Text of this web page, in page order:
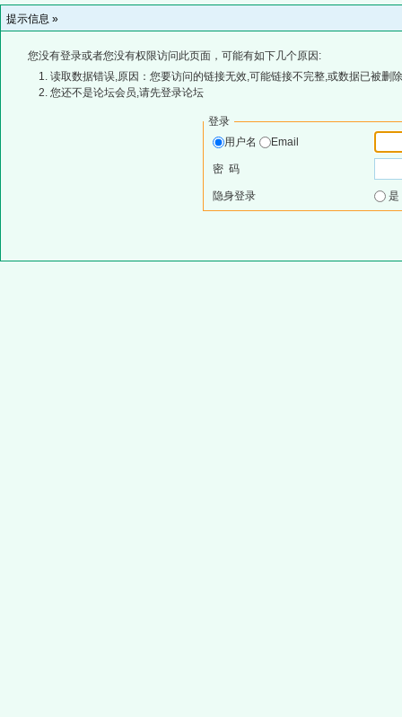
提示信息 »
您没有登录或者您没有权限访问此页面，可能有如下几个原因:
读取数据错误,原因：您要访问的链接无效,可能链接不完整,或数据已被删
您还不是论坛会员,请先登录论坛
登录
用户名
Email
密 码
隐身登录